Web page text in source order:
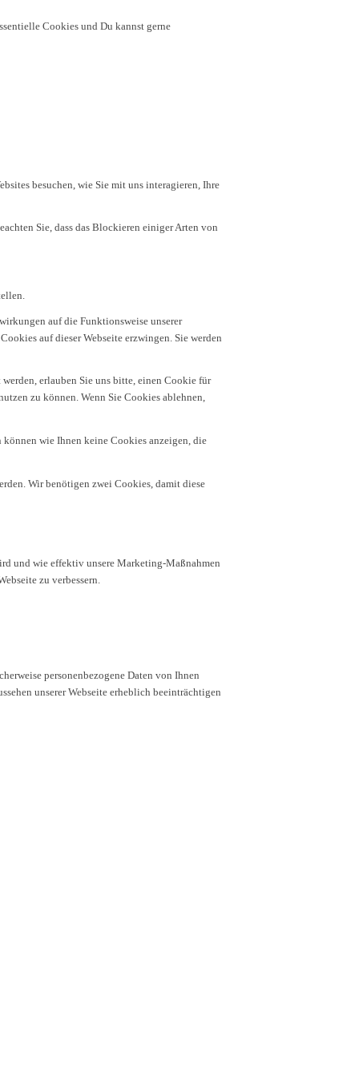
Cookies und Du kannst gerne
besuchen, wie Sie mit uns interagieren, Ihre
Sie, dass das Blockieren einiger Arten von
auf die Funktionsweise unserer
auf dieser Webseite erzwingen. Sie werden
erlauben Sie uns bitte, einen Cookie für
zu können. Wenn Sie Cookies ablehnen,
wie Ihnen keine Cookies anzeigen, die
Wir benötigen zwei Cookies, damit diese
und wie effektiv unsere Marketing-Maßnahmen
zu verbessern.
personenbezogene Daten von Ihnen
unserer Webseite erheblich beeinträchtigen